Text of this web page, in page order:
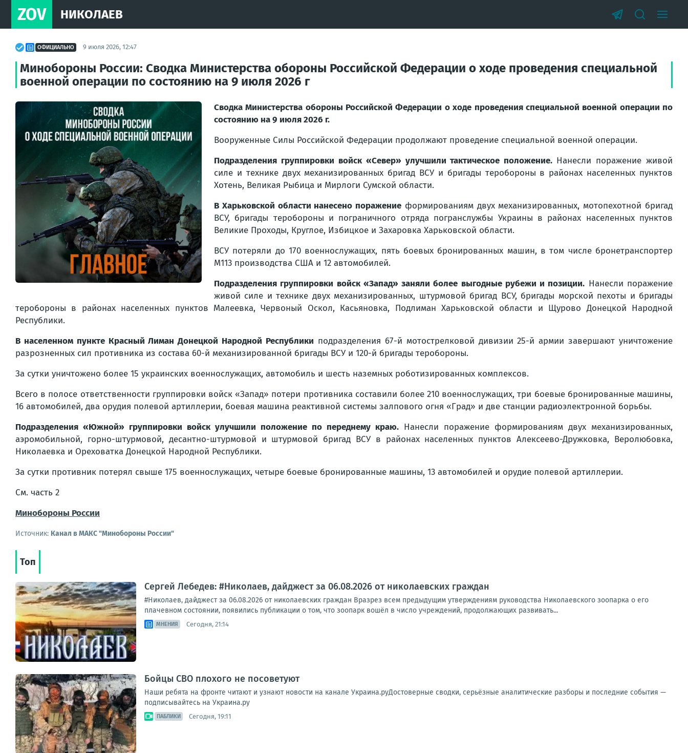
ZOV НИКОЛАЕВ
ОФИЦИАЛЬНО 9 июля 2026, 12:47
Минобороны России: Сводка Министерства обороны Российской Федерации о ходе проведения специальной
военной операции по состоянию на 9 июля 2026 г
Сводка Министерства обороны Российской Федерации о ходе проведения специальной военной операции по
состоянию на 9 июля 2026 г.
Вооруженные Силы Российской Федерации продолжают проведение специальной военной операции.
Подразделения группировки войск «Север» улучшили тактическое положение. Нанесли поражение живой
силе и технике двух механизированных бригад ВСУ и бригады теробороны в районах населенных пунктов
Хотень, Великая Рыбица и Мирлоги Сумской области.
В Харьковской области нанесено поражение формированиям двух механизированных, мотопехотной бригад
ВСУ, бригады теробороны и пограничного отряда погранслужбы Украины в районах населенных пунктов
Великие Проходы, Круглое, Избицкое и Захаровка Харьковской области.
ВСУ потеряли до 170 военнослужащих, пять боевых бронированных машин, в том числе бронетранспортер
М113 производства США и 12 автомобилей.
Подразделения группировки войск «Запад» заняли более выгодные рубежи и позиции. Нанесли поражение
живой силе и технике двух механизированных, штурмовой бригад ВСУ, бригады морской пехоты и бригады
теробороны в районах населенных пунктов Малеевка, Червоный Оскол, Касьяновка, Подлиман Харьковской области и Щурово Донецкой Народной
Республики.
В населенном пункте Красный Лиман Донецкой Народной Республики подразделения 67-й мотострелковой дивизии 25-й армии завершают уничтожение
разрозненных сил противника из состава 60-й механизированной бригады ВСУ и 120-й бригады теробороны.
За сутки уничтожено более 15 украинских военнослужащих, автомобиль и шесть наземных роботизированных комплексов.
Всего в полосе ответственности группировки войск «Запад» потери противника составили более 210 военнослужащих, три боевые бронированные машины,
16 автомобилей, два орудия полевой артиллерии, боевая машина реактивной системы залпового огня «Град» и две станции радиоэлектронной борьбы.
Подразделения «Южной» группировки войск улучшили положение по переднему краю. Нанесли поражение формированиям двух механизированных,
аэромобильной, горно-штурмовой, десантно-штурмовой и штурмовой бригад ВСУ в районах населенных пунктов Алексеево-Дружковка, Веролюбовка,
Николаевка и Ореховатка Донецкой Народной Республики.
За сутки противник потерял свыше 175 военнослужащих, четыре боевые бронированные машины, 13 автомобилей и орудие полевой артиллерии.
См. часть 2
Минобороны России
Источник: Канал в МАКС "Минобороны России"
Топ
Сергей Лебедев: #Николаев, дайджест за 06.08.2026 от николаевских граждан
#Николаев, дайджест за 06.08.2026 от николаевских граждан Вразрез всем предыдущим утверждениям руководства Николаевского зоопарка о его
плачевном состоянии, появились публикации о том, что зоопарк вошёл в число учреждений, продолжающих развивать...
МНЕНИЯ Сегодня, 21:14
Бойцы СВО плохого не посоветуют
Наши ребята на фронте читают и узнают новости на канале Украина.руДостоверные сводки, серьёзные аналитические разборы и последние события —
подписывайтесь на Украина.ру
ПАБЛИКИ Сегодня, 19:11